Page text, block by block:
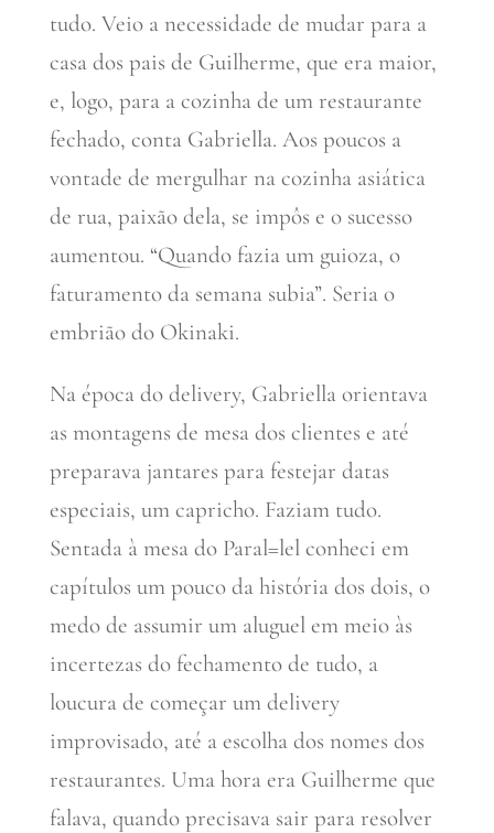
tudo. Veio a necessidade de mudar para a
casa dos pais de Guilherme, que era maior,
e, logo, para a cozinha de um restaurante
fechado, conta Gabriella. Aos poucos a
vontade de mergulhar na cozinha asiática
de rua, paixão dela, se impôs e o sucesso
aumentou. “Quando fazia um guioza, o
faturamento da semana subia”. Seria o
embrião do Okinaki.
Na época do delivery, Gabriella orientava
as montagens de mesa dos clientes e até
preparava jantares para festejar datas
especiais, um capricho. Faziam tudo.
Sentada à mesa do Paral=lel conheci em
capítulos um pouco da história dos dois, o
medo de assumir um aluguel em meio às
incertezas do fechamento de tudo, a
loucura de começar um delivery
improvisado, até a escolha dos nomes dos
restaurantes. Uma hora era Guilherme que
falava, quando precisava sair para resolver